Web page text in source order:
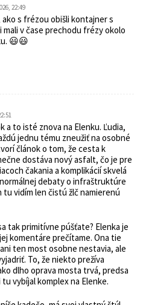
22:49
s frézou obišli kontajner s
v čase prechodu frézy okolo
😃😃
a to isté znova na Elenku. Ľudia,
jednu tému zneužiť na osobné
článok o tom, že cesta k
dostáva nový asfalt, čo je pre
čakania a komplikácií skvelá
debaty o infraštruktúre
tu vidím len čistú žlč namierenú
tak primitívne púšťate? Elenka je
komentáre prečítame. Ona tie
ten most osobne nestavia, ale
To, že niekto prežíva
dlho oprava mosta trvá, predsa
vybíjal komplex na Elenke.